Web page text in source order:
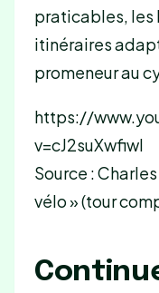
praticables, les
itinéraires
promeneur au
https://
v=cJ2suXwfiwI
Source :
vélo » (tour